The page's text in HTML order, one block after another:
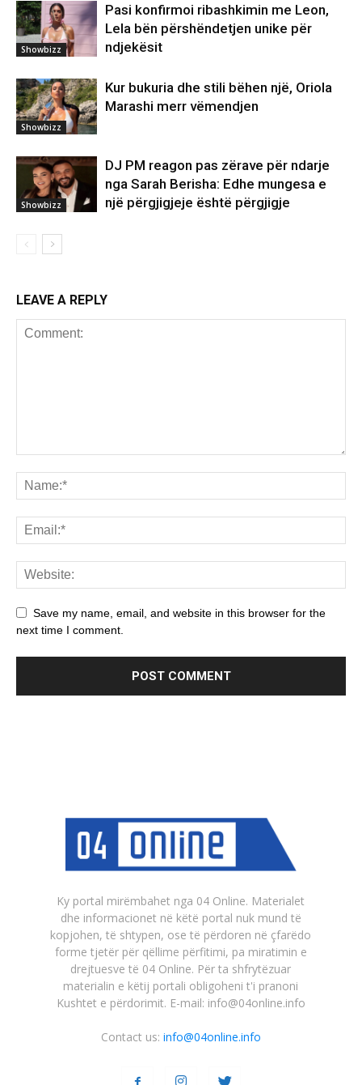
Showbizz
Pasi konfirmoi ribashkimin me Leon,
Lela bën përshëndetjen unike për
ndjekësit
Showbizz
Kur bukuria dhe stili bëhen një, Oriola
Marashi merr vëmendjen
Showbizz
DJ PM reagon pas zërave për ndarje
nga Sarah Berisha: Edhe mungesa e
një përgjigjeje është përgjigje
LEAVE A REPLY
Save my name, email, and website in this browser for the
next time I comment.
Ky portal mirëmbahet nga 04 Online. Materialet
dhe informacionet në këtë portal nuk mund të
kopjohen, të shtypen, ose të përdoren në çfarëdo
forme tjetër për qëllime përfitimi, pa miratimin e
drejtuesve të 04 Online. Për ta shfrytëzuar
materialin e këtij portali obligoheni t'i pranoni
Kushtet e përdorimit. E-mail: info@04online.info
Contact us: info@04online.info